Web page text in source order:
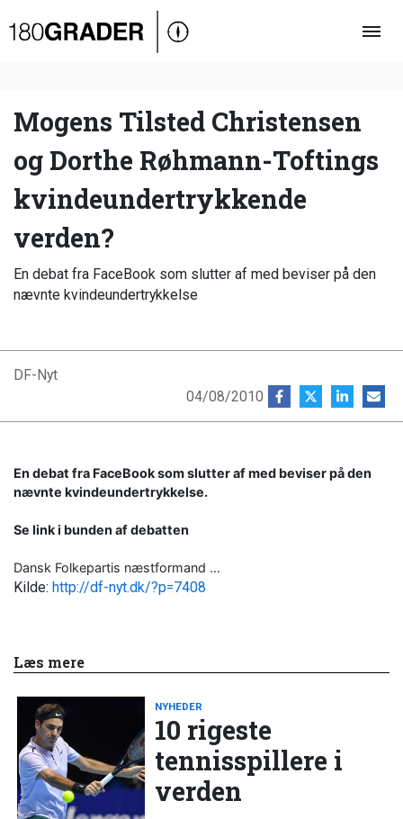
Oversigt
Debat
Video
Podcast
Mogens Tilsted Christensen
og Dorthe Røhmann-Toftings
kvindeundertrykkende
verden?
En debat fra FaceBook som slutter af med beviser på den
nævnte kvindeundertrykkelse
DF-Nyt
04/08/2010
En debat fra FaceBook som slutter af med beviser på den
nævnte kvindeundertrykkelse.
Se link i bunden af debatten
Dansk Folkepartis næstformand …
Kilde: http://df-nyt.dk/?p=7408
Læs mere
NYHEDER
10 rigeste
tennisspillere i
verden